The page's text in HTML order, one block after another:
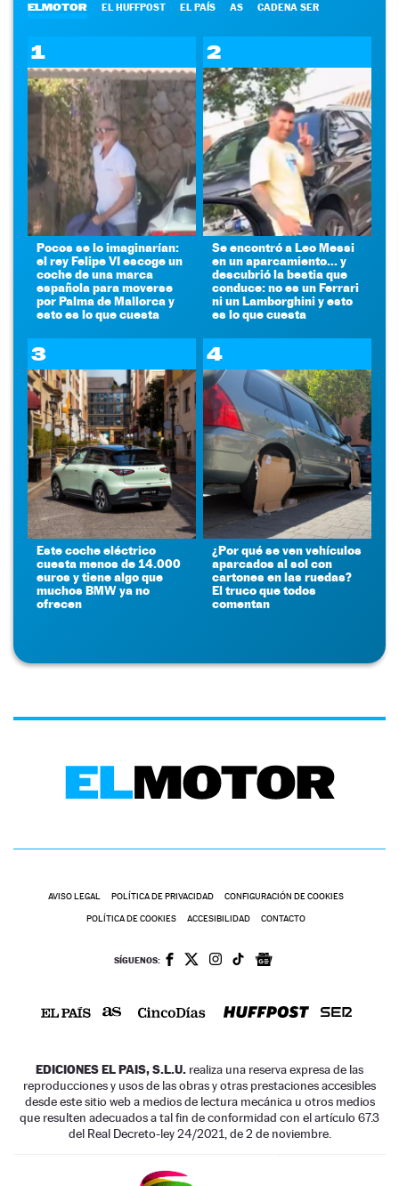
ELMOTOR EL HUFFPOST EL PAÍS AS CADENA SER
1
Pocos se lo imaginarían:
el rey Felipe VI escoge un
coche de una marca
española para moverse
por Palma de Mallorca y
esto es lo que cuesta
2
Se encontró a Leo Messi
en un aparcamiento... y
descubrió la bestia que
conduce: no es un Ferrari
ni un Lamborghini y esto
es lo que cuesta
3
Este coche eléctrico
cuesta menos de 14.000
euros y tiene algo que
muchos BMW ya no
ofrecen
4
¿Por qué se ven vehículos
aparcados al sol con
cartones en las ruedas?
El truco que todos
comentan
AVISO LEGAL POLÍTICA DE PRIVACIDAD CONFIGURACIÓN DE COOKIES
POLÍTICA DE COOKIES ACCESIBILIDAD CONTACTO
SÍGUENOS:
EDICIONES EL PAIS, S.L.U. realiza una reserva expresa de las
reproducciones y usos de las obras y otras prestaciones accesibles
desde este sitio web a medios de lectura mecánica u otros medios
que resulten adecuados a tal fin de conformidad con el artículo 67.3
del Real Decreto-ley 24/2021, de 2 de noviembre.